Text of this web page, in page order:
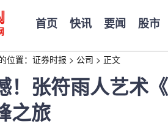
首页 快讯 要闻 股市
位置： 证券时报 > 公司 > 正文
！张符雨人艺术
之旅